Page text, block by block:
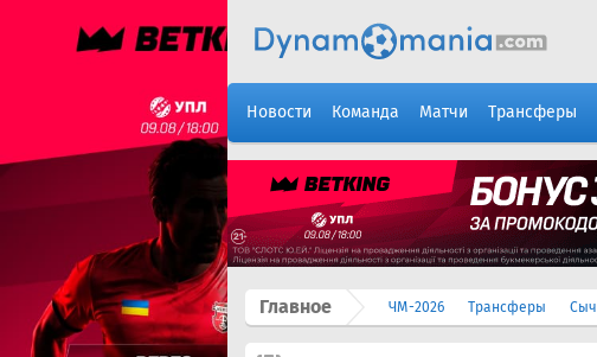
Новости Команда Матчи Трансферы
Главное ЧМ-2026 Трансферы Сыч